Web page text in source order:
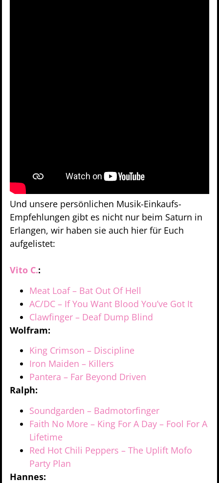
Und unsere persönlichen Musik-Einkaufs-
Empfehlungen gibt es nicht nur beim Saturn in
Erlangen, wir haben sie auch hier für Euch
aufgelistet:
Vito C.:
Meat Loaf – Bat Out Of Hell
AC/DC – If You Want Blood You’ve Got It
Clawfinger – Deaf Dump Blind
Wolfram:
King Crimson – Discipline
Iron Maiden – Killers
Pantera – Far Beyond Driven
Ralph:
Soundgarden – Badmotorfinger
Faith No More – King For A Day – Fool For A
Lifetime
Red Hot Chili Peppers – The Uplift Mofo
Party Plan
Hannes: